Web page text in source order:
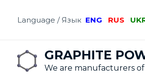
Language / Язык ENG RUS
GRAPHITE
We are manufacturers